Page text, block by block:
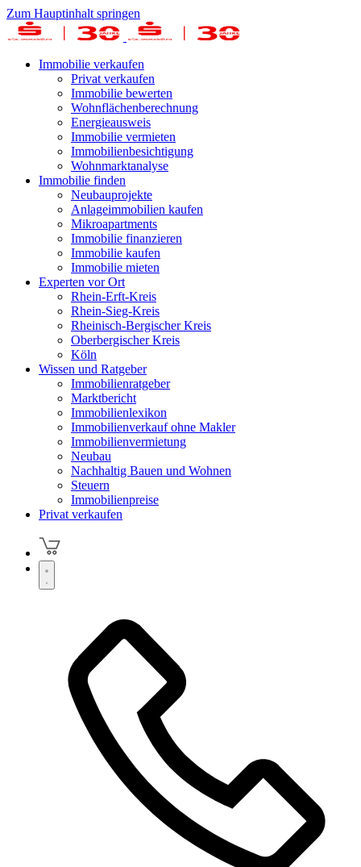
Zum Hauptinhalt springen
Immobilie verkaufen
Privat verkaufen
Immobilie bewerten
Wohnflächenberechnung
Energieausweis
Immobilie vermieten
Immobilienbesichtigung
Wohnmarktanalyse
Immobilie finden
Neubauprojekte
Anlageimmobilien kaufen
Mikroapartments
Immobilie finanzieren
Immobilie kaufen
Immobilie mieten
Experten vor Ort
Rhein-Erft-Kreis
Rhein-Sieg-Kreis
Rheinisch-Bergischer Kreis
Oberbergischer Kreis
Köln
Wissen und Ratgeber
Immobilienratgeber
Marktbericht
Immobilienlexikon
Immobilienverkauf ohne Makler
Immobilienvermietung
Neubau
Nachhaltig Bauen und Wohnen
Steuern
Immobilienpreise
Privat verkaufen